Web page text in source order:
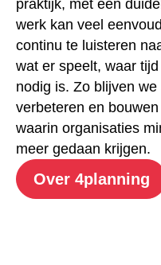
praktijk, met één
werk kan veel
continu te luisteren
wat er speelt, waar
nodig is. Zo blijven
verbeteren en
waarin organisaties
meer gedaan krijgen.
Over 4planning